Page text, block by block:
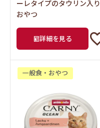
ーレタイプのタウリン入り
おやつ
詳細を見る
一般食・おやつ